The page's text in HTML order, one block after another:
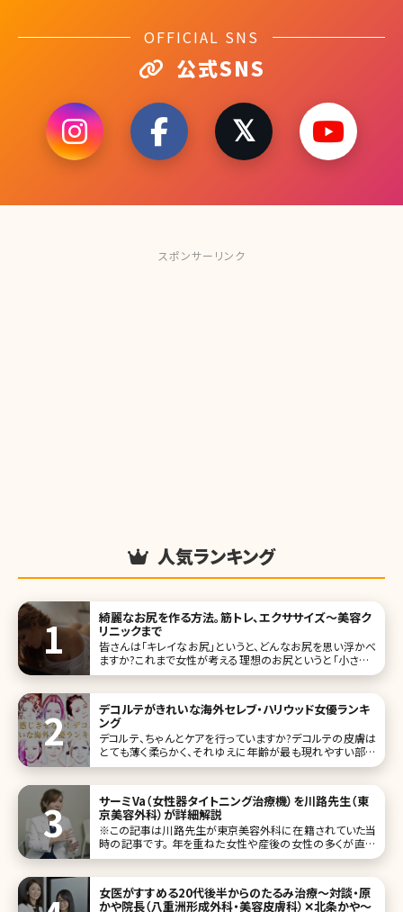
OFFICIAL SNS
公式SNS
スポンサーリンク
人気ランキング
綺麗なお尻を作る方法。筋トレ、エクササイズ〜美容ク
リニックまで
皆さんは「キレイなお尻」というと、どんなお尻を思い浮かべ
ますか?これまで女性が考える理想のお尻というと「小さくて
目立たないお尻」と答える人が多かったのではないでしょう
デコルテがきれいな海外セレブ・ハリウッド女優ランキ
ング
デコルテ、ちゃんとケアを行っていますか?デコルテの皮膚は
とても薄く柔らかく、それゆえに年齢が最も現れやすい部分
です。デコルテがきれいに見える最大の条件はシミやシワが
いデコルテをキープするためには欠かすことのできない条件
です。今回は、デコルテ
サーミVa（女性器タイトニング治療機）を川路先生（東
京美容外科）が詳細解説
※この記事は川路先生が東京美容外科に在籍されていた当
時の記事です。 年を重ねた女性や産後の女性の多くが直面
する女性器の悩みは、切実ですが、なかなか相談することが
タイムは避けたい……。そんなデリケートな悩みを解消する
美容外科・美容皮膚科での治療
女医がすすめる20代後半からのたるみ治療〜対談・原
かや院長（八重洲形成外科・美容皮膚科）✕北条かや〜